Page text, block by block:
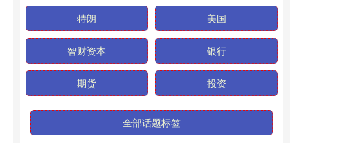
特朗 美国
智财资本 银行
期货 投资
全部话题标签